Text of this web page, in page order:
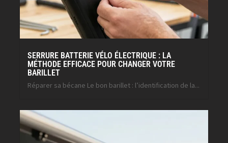
SERRURE BATTERIE VÉLO ÉLECTRIQUE : LA
MÉTHODE EFFICACE POUR CHANGER VOTRE
BARILLET
Réparer sa bécane Le bon barillet : l’identification de la...